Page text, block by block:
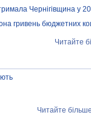
Чернігівщина у
гривень бюджетних
Читайте
Читайте більше